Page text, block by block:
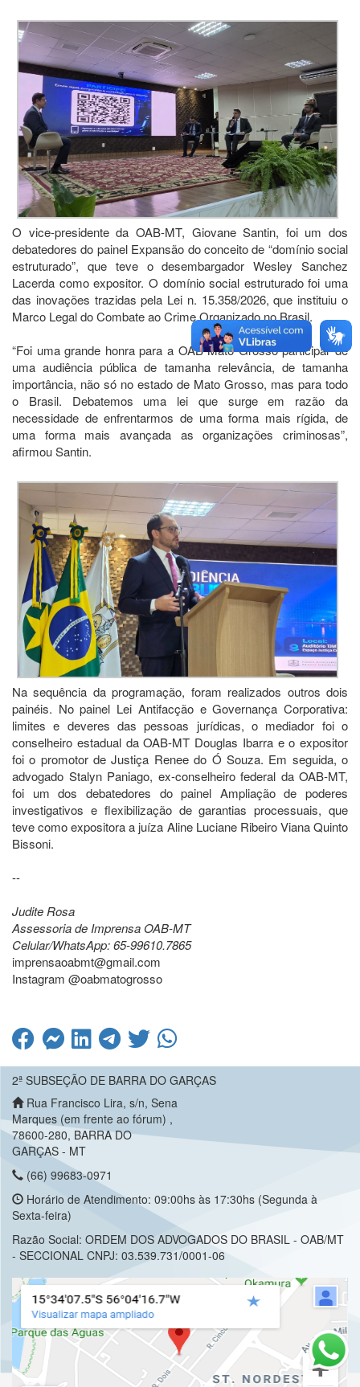
O vice-presidente da OAB-MT, Giovane Santin, foi um dos
debatedores do painel Expansão do conceito de “domínio social
estruturado”, que teve o desembargador Wesley Sanchez
Lacerda como expositor. O domínio social estruturado foi uma
das inovações trazidas pela Lei n. 15.358/2026, que instituiu o
Marco Legal do Combate ao Crime Organizado no Brasil.
“Foi uma grande honra para a OAB Mato Grosso participar de
uma audiência pública de tamanha relevância, de tamanha
importância, não só no estado de Mato Grosso, mas para todo
o Brasil. Debatemos uma lei que surge em razão da
necessidade de enfrentarmos de uma forma mais rígida, de
uma forma mais avançada as organizações criminosas”,
afirmou Santin.
Na sequência da programação, foram realizados outros dois
painéis. No painel Lei Antifacção e Governança Corporativa:
limites e deveres das pessoas jurídicas, o mediador foi o
conselheiro estadual da OAB-MT Douglas Ibarra e o expositor
foi o promotor de Justiça Renee do Ó Souza. Em seguida, o
advogado Stalyn Paniago, ex-conselheiro federal da OAB-MT,
foi um dos debatedores do painel Ampliação de poderes
investigativos e flexibilização de garantias processuais, que
teve como expositora a juíza Aline Luciane Ribeiro Viana Quinto
Bissoni.
--
Judite Rosa
Assessoria de Imprensa OAB-MT
Celular/WhatsApp: 65-99610.7865
imprensaoabmt@gmail.com
Instagram @oabmatogrosso
2ª SUBSEÇÃO DE BARRA DO GARÇAS
Rua Francisco Lira, s/n, Sena
Marques (em frente ao fórum) ,
78600-280, BARRA DO
GARÇAS - MT
(66) 99683-0971
Horário de Atendimento: 09:00hs às 17:30hs (Segunda à
Sexta-feira)
Razão Social: ORDEM DOS ADVOGADOS DO BRASIL - OAB/MT
- SECCIONAL CNPJ: 03.539.731/0001-06